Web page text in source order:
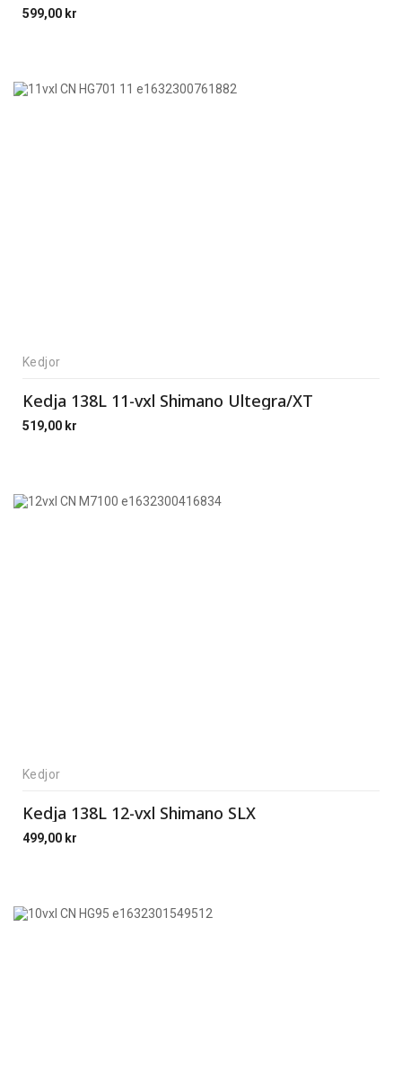
599,00 kr
Kedjor
Kedja 138L 11-vxl Shimano Ultegra/XT
519,00 kr
Kedjor
Kedja 138L 12-vxl Shimano SLX
499,00 kr